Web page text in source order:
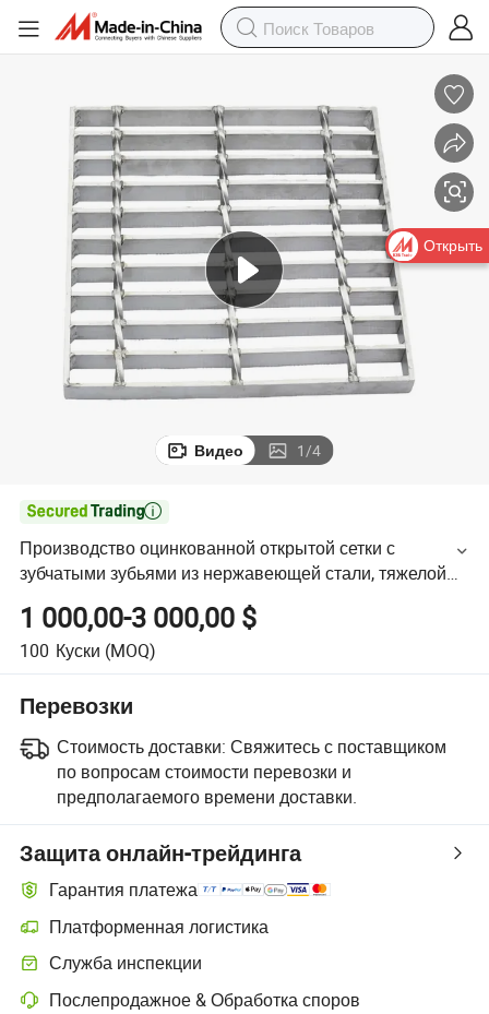
Видео 1/4

Производство оцинкованной открытой сетки с
зубчатыми зубьями из нержавеющей стали, тяжелой
конструкции, металлической решетки для безопасных
пешеходных дорожек
1 000,00-3 000,00 $
100 Куски (MOQ)
Перевозки
Стоимость доставки: Свяжитесь с поставщиком
по вопросам стоимости перевозки и
предполагаемого времени доставки.
Защита онлайн-трейдинга
Гарантия платежа
Платформенная логистика
Служба инспекции
Послепродажное & Обработка споров
Открыть